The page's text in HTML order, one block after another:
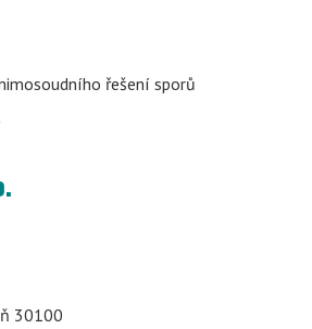
řešení sporů
30100